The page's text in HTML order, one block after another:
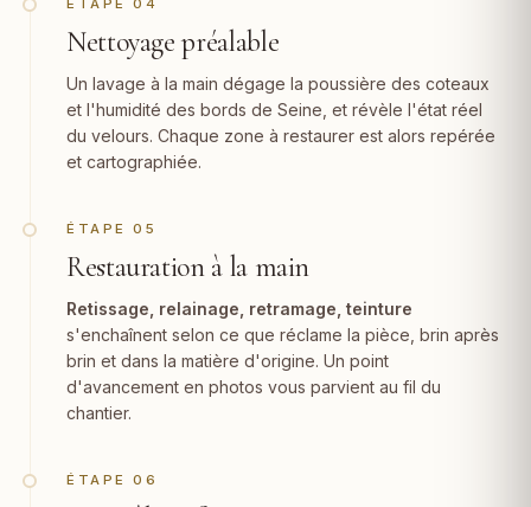
ÉTAPE 04
Nettoyage préalable
Un lavage à la main dégage la poussière des coteaux
et l'humidité des bords de Seine, et révèle l'état réel
du velours. Chaque zone à restaurer est alors repérée
et cartographiée.
ÉTAPE 05
Restauration à la main
Retissage, relainage, retramage , teinture
s'enchaînent selon ce que réclame la pièce, brin après
brin et dans la matière d'origine. Un point
d'avancement en photos vous parvient au fil du
chantier.
ÉTAPE 06